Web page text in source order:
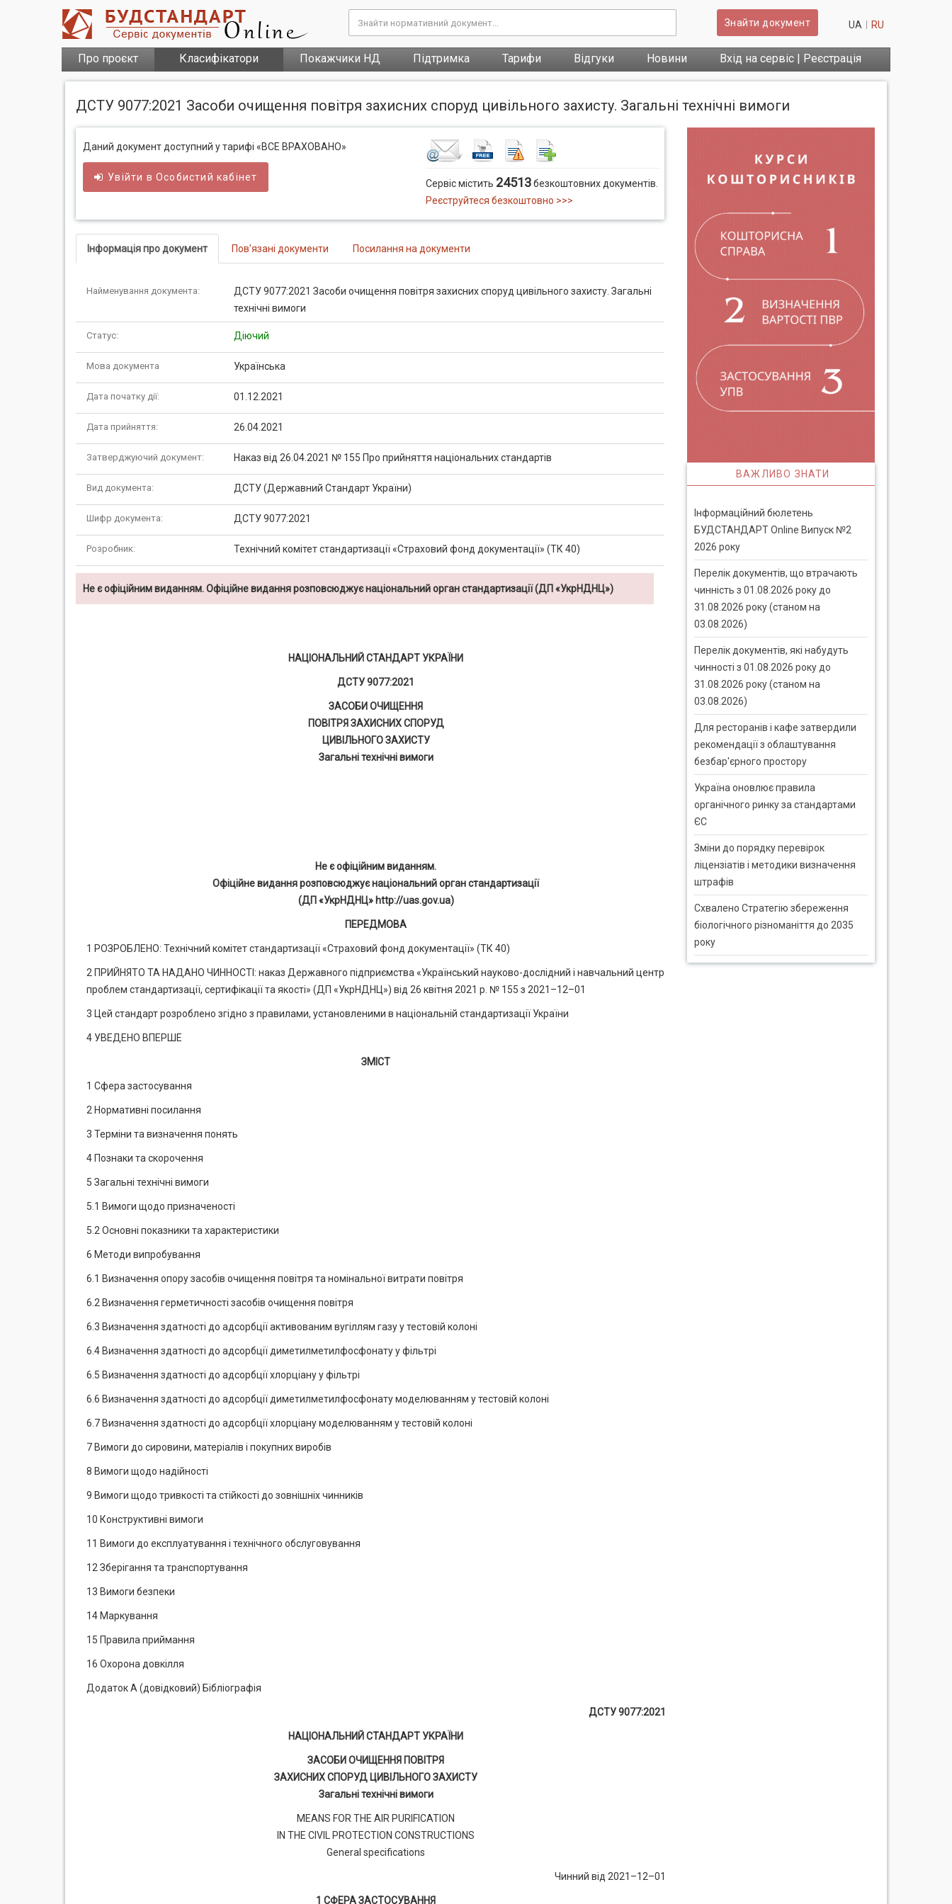
Знайти документ UA RU
Про проєкт Класифікатори Покажчики НД Підтримка Тарифи Відгуки Новини Вхід на сервіс | Реєстрація
ДСТУ 9077:2021 Засоби очищення повітря захисних споруд цивільного захисту. Загальні технічні вимоги
Даний документ доступний у тарифі «ВСЕ ВРАХОВАНО»
Увійти вОсобистий кабінет
Сервіс містить 24513безкоштовних документів.
Реєструйтеся безкоштовно >>>
Інформація про документ Пов'язані документи Посилання на документи
Найменування документа:
ДСТУ 9077:2021 Засоби очищення повітря захисних споруд цивільного захисту. Загальні
технічні вимоги
Статус: Діючий
Мова документа Українська
Дата початку дії: 01.12.2021
Дата прийняття: 26.04.2021
Затверджуючий документ: Наказ від 26.04.2021 № 155 Про прийняття національних стандартів
Вид документа: ДСТУ (Державний Стандарт України)
Шифр документа: ДСТУ 9077:2021
Розробник: Технічний комітет стандартизації «Страховий фонд документації» (ТК 40)
Не є офіційним виданням. Офіційне видання розповсюджує національний орган стандартизації (ДП «УкрНДНЦ»)
НАЦІОНАЛЬНИЙ СТАНДАРТ УКРАЇНИ
ДСТУ 9077:2021
ЗАСОБИ ОЧИЩЕННЯ
ПОВІТРЯ ЗАХИСНИХ СПОРУД
ЦИВІЛЬНОГО ЗАХИСТУ
Загальні технічні вимоги
Не є офіційним виданням.
Офіційне видання розповсюджує національний орган стандартизації
(ДП «УкрНДНЦ» http://uas.gov.ua)
ПЕРЕДМОВА
1 РОЗРОБЛЕНО: Технічний комітет стандартизації «Страховий фонд документації» (ТК 40)
2 ПРИЙНЯТО ТА НАДАНО ЧИННОСТІ: наказ Державного підприємства «Український науково-дослідний і навчальний центр
проблем стандартизації, сертифікації та якості» (ДП «УкрНДНЦ») від 26 квітня 2021 р. № 155 з 2021–12–01
3 Цей стандарт розроблено згідно з правилами, установленими в національній стандартизації України
4 УВЕДЕНО ВПЕРШЕ
ЗМІСТ
1 Сфера застосування
2 Нормативні посилання
3 Терміни та визначення понять
4 Познаки та скорочення
5 Загальні технічні вимоги
5.1 Вимоги щодо призначеності
5.2 Основні показники та характеристики
6 Методи випробування
6.1 Визначення опору засобів очищення повітря та номінальної витрати повітря
6.2 Визначення герметичності засобів очищення повітря
6.3 Визначення здатності до адсорбції активованим вугіллям газу у тестовій колоні
6.4 Визначення здатності до адсорбції диметилметилфосфонату у фільтрі
6.5 Визначення здатності до адсорбції хлорціану у фільтрі
6.6 Визначення здатності до адсорбції диметилметилфосфонату моделюванням у тестовій колоні
6.7 Визначення здатності до адсорбції хлорціану моделюванням у тестовій колоні
7 Вимоги до сировини, матеріалів і покупних виробів
8 Вимоги щодо надійності
9 Вимоги щодо тривкості та стійкості до зовнішніх чинників
10 Конструктивні вимоги
11 Вимоги до експлуатування і технічного обслуговування
12 Зберігання та транспортування
13 Вимоги безпеки
14 Маркування
15 Правила приймання
16 Охорона довкілля
Додаток А (довідковий) Бібліографія
ДСТУ 9077:2021
НАЦІОНАЛЬНИЙ СТАНДАРТ УКРАЇНИ
ЗАСОБИ ОЧИЩЕННЯ ПОВІТРЯ
ЗАХИСНИХ СПОРУД ЦИВІЛЬНОГО ЗАХИСТУ
Загальні технічні вимоги
MEANS FOR THE AIR PURIFICATION
IN THE CIVIL PROTECTION CONSTRUCTIONS
General specifications
Чинний від 2021–12–01
1 СФЕРА ЗАСТОСУВАННЯ
ВАЖЛИВО ЗНАТИ
Інформаційний бюлетень
БУДСТАНДАРТ Online Випуск №2
2026 року
Перелік документів, що втрачають
чинність з 01.08.2026 року до
31.08.2026 року (станом на
03.08.2026)
Перелік документів, які набудуть
чинності з 01.08.2026 року до
31.08.2026 року (станом на
03.08.2026)
Для ресторанів і кафе затвердили
рекомендації з облаштування
безбар'єрного простору
Україна оновлює правила
органічного ринку за стандартами
ЄС
Зміни до порядку перевірок
ліцензіатів і методики визначення
штрафів
Схвалено Стратегію збереження
біологічного різноманіття до 2035
року